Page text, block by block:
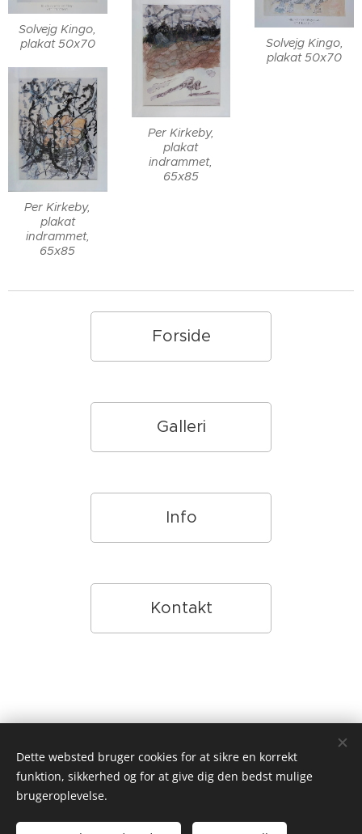
Solvejg Kingo,
plakat 50x70
Solvejg Kingo,
plakat 50x70
Per Kirkeby,
plakat
indrammet,
65x85
Per Kirkeby,
plakat
indrammet,
65x85
Forside
Galleri
Info
Kontakt
Galleri Halmtorvet, v/Steen Nørgaard Teglgade 18 9550
Mariager 26134075kontakt@gallerihalmtorvet.dkcvr:
Dette websted bruger cookies for at sikre en korrekt
funktion, sikkerhed og for at give dig den bedst mulige
brugeroplevelse.